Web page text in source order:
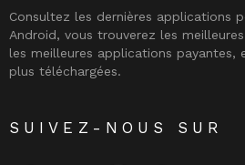
Consultez les dernières applications
Android, vous trouverez les
les meilleures applications payantes,
plus téléchargées.
SUIVEZ-NOUS SUR